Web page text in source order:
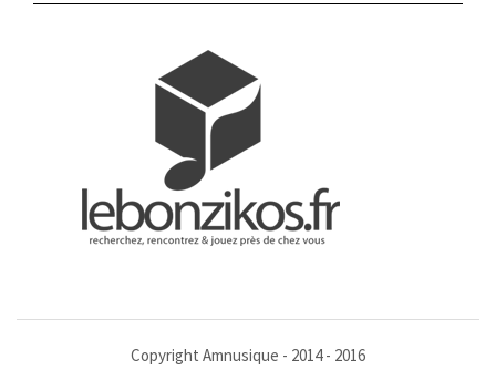
Copyright Amnusique - 2014 - 2016